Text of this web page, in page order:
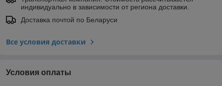
индивидуально в зависимости от региона доставки.
Доставка почтой по Беларуси
Все условия доставки
Условия оплаты